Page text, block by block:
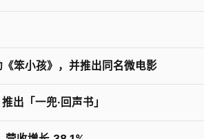
笨小孩》，并推出同名微电影
出「一兜·回声书」